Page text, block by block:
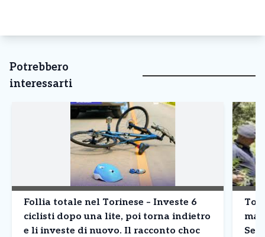
Potrebbero
interessarti
Follia totale nel Torinese – Investe 6
ciclisti dopo una lite, poi torna indietro
e li investe di nuovo. Il racconto choc